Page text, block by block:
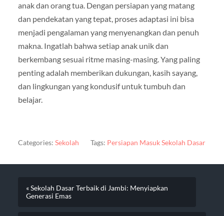
anak dan orang tua. Dengan persiapan yang matang
dan pendekatan yang tepat, proses adaptasi ini bisa
menjadi pengalaman yang menyenangkan dan penuh
makna. Ingatlah bahwa setiap anak unik dan
berkembang sesuai ritme masing-masing. Yang paling
penting adalah memberikan dukungan, kasih sayang,
dan lingkungan yang kondusif untuk tumbuh dan
belajar.
Categories: Sekolah Tags: Persiapan Masuk Sekolah Dasar
« Sekolah Dasar Terbaik di Jambi: Menyiapkan
Generasi Emas